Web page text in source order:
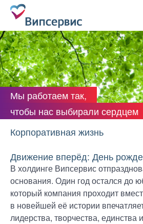
Мы работаем так,
чтобы нас выбирали сердцем
Корпоративная жизнь
Движение вперёд: День
В холдинге Випсервис
основания. Один год остался до
который компания проходит
в новейшей её истории
лидерства, творчества, единства